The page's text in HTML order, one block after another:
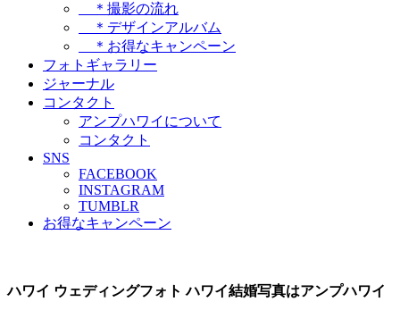
＊撮影の流れ
＊デザインアルバム
＊お得なキャンペーン
フォトギャラリー
ジャーナル
コンタクト
アンプハワイについて
コンタクト
SNS
FACEBOOK
INSTAGRAM
TUMBLR
お得なキャンペーン
ハワイ ウェディングフォト ハワイ結婚写真はアンプハワイ